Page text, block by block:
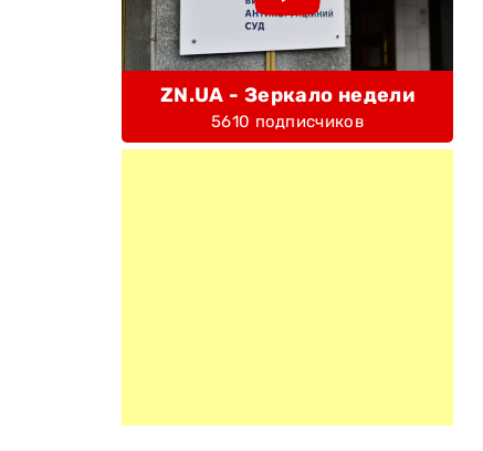
ZN.UA - Зеркало недели
5610 подписчиков